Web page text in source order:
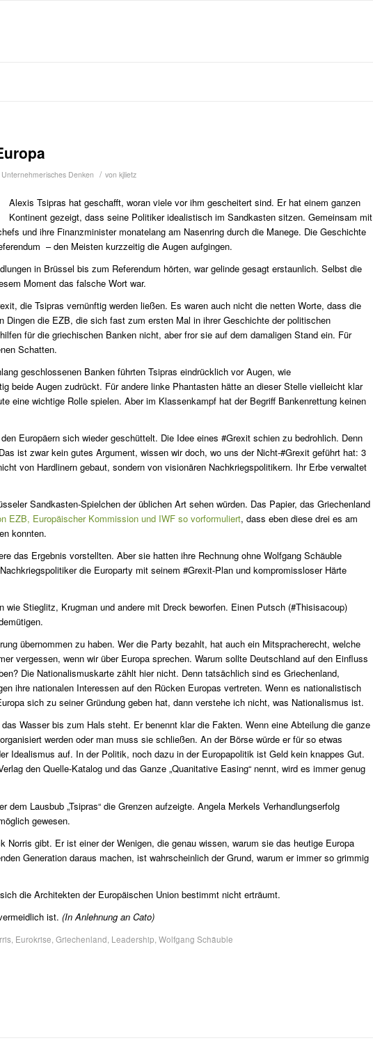
Unternehmerisches Denken / von kjlietz
Alexis Tsipras hat geschafft, woran viele vor ihm gescheitert sind. Er hat einem ganzen
Kontinent gezeigt, dass seine Politiker idealistisch im Sandkasten sitzen. Gemeinsam mit
und ihre Finanzminister monatelang am Nasenring durch die Manege. Die Geschichte
– den Meisten kurzzeitig die Augen aufgingen.
in Brüssel bis zum Referendum hörten, war gelinde gesagt erstaunlich. Selbst die
Moment das falsche Wort war.
die Tsipras vernünftig werden ließen. Es waren auch nicht die netten Worte, dass die
Dingen die EZB, die sich fast zum ersten Mal in ihrer Geschichte der politischen
für die griechischen Banken nicht, aber fror sie auf dem damaligen Stand ein. Für
Schatten.
geschlossenen Banken führten Tsipras eindrücklich vor Augen, wie
beide Augen zudrückt. Für andere linke Phantasten hätte an dieser Stelle vielleicht klar
eine wichtige Rolle spielen. Aber im Klassenkampf hat der Begriff Bankenrettung keinen
Europäern sich wieder geschüttelt. Die Idee eines #Grexit schien zu bedrohlich. Denn
ist zwar kein gutes Argument, wissen wir doch, wo uns der Nicht-#Grexit geführt hat: 3
von Hardlinern gebaut, sondern von visionären Nachkriegspolitikern. Ihr Erbe verwaltet
Sandkasten-Spielchen der üblichen Art sehen würden. Das Papier, das Griechenland
EZB, Europäischer Kommission und IWF so vorformuliert, dass eben diese drei es am
konnten.
das Ergebnis vorstellten. Aber sie hatten ihre Rechnung ohne Wolfgang Schäuble
die Europarty mit seinem #Grexit-Plan und kompromissloser Härte
wie Stieglitz, Krugman und andere mit Dreck beworfen. Einen Putsch (#Thisisacoup)
übernommen zu haben. Wer die Party bezahlt, hat auch ein Mitspracherecht, welche
vergessen, wenn wir über Europa sprechen. Warum sollte Deutschland auf den Einfluss
Die Nationalismuskarte zählt hier nicht. Denn tatsächlich sind es Griechenland,
ihre nationalen Interessen auf den Rücken Europas vertreten. Wenn es nationalistisch
sich zu seiner Gründung geben hat, dann verstehe ich nicht, was Nationalismus ist.
Wasser bis zum Hals steht. Er benennt klar die Fakten. Wenn eine Abteilung die ganze
werden oder man muss sie schließen. An der Börse würde er für so etwas
Idealismus auf. In der Politik, noch dazu in der Europapolitik ist Geld kein knappes Gut.
den Quelle-Katalog und das Ganze „Quanitative Easing“ nennt, wird es immer genug
dem Lausbub „Tsipras“ die Grenzen aufzeigte. Angela Merkels Verhandlungserfolg
gewesen.
gibt. Er ist einer der Wenigen, die genau wissen, warum sie das heutige Europa
Generation daraus machen, ist wahrscheinlich der Grund, warum er immer so grimmig
die Architekten der Europäischen Union bestimmt nicht erträumt.
ist. (In Anlehnung an Cato)
Eurokrise Griechenland Leadership Wolfgang Schäuble